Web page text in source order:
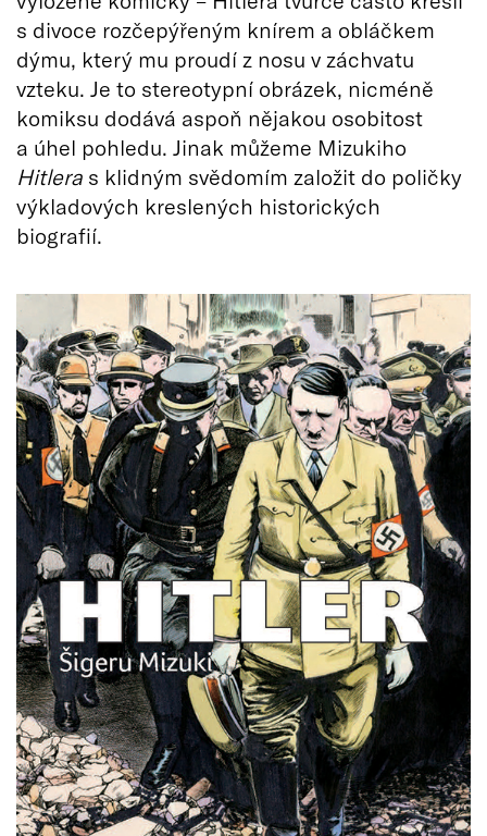
s divoce rozčepýřeným knírem a obláčkem
dýmu, který mu proudí z nosu v záchvatu
vzteku. Je to stereotypní obrázek, nicméně
komiksu dodává aspoň nějakou osobitost
a úhel pohledu. Jinak můžeme Mizukiho
Hitlera s klidným svědomím založit do poličky
výkladových kreslených historických
biografií.